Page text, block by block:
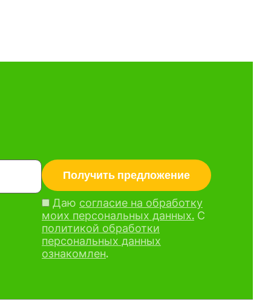
Даю согласие на обработку
моих персональных данных. С
политикой обработки
персональных данных
ознакомлен.